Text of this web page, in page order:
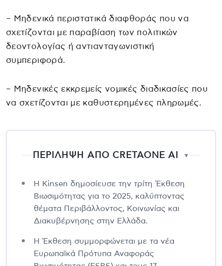
– Μηδενικά περιστατικά διαφθοράς που να
σχετίζονται με παραβίαση των πολιτικών
δεοντολογίας ή αντιανταγωνιστική
συμπεριφορά.
– Μηδενικές εκκρεμείς νομικές διαδικασίες που
να σχετίζονται με καθυστερημένες πληρωμές.
ΠΕΡΙΛΗΨΗ ΑΠΟ CRETAONE AI ▼
Η Kinsen δημοσίευσε την τρίτη Έκθεση
Βιωσιμότητας για το 2025, καλύπτοντας
θέματα Περιβάλλοντος, Κοινωνίας και
Διακυβέρνησης στην Ελλάδα.
Η Έκθεση συμμορφώνεται με τα νέα
Ευρωπαϊκά Πρότυπα Αναφοράς